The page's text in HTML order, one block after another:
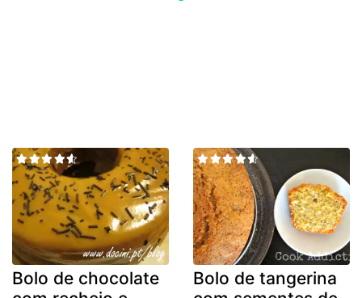
Bolo de chocolate
Bolo de tangerina